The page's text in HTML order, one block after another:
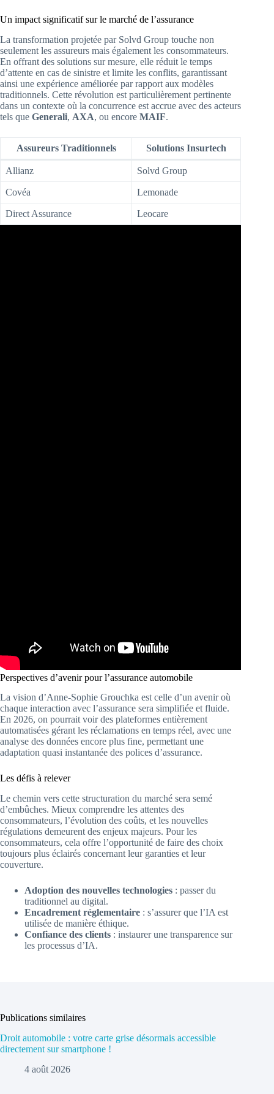
Un impact significatif sur le marché de l’assurance
La transformation projetée par Solvd Group touche non
seulement les assureurs mais également les consommateurs.
En offrant des solutions sur mesure, elle réduit le temps
d’attente en cas de sinistre et limite les conflits, garantissant
ainsi une expérience améliorée par rapport aux modèles
traditionnels. Cette révolution est particulièrement pertinente
dans un contexte où la concurrence est accrue avec des acteurs
tels que Generali, AXA, ou encore MAIF.
Assureurs Traditionnels Solutions Insurtech
Allianz Solvd Group
Covéa Lemonade
Direct Assurance Leocare
Perspectives d’avenir pour l’assurance automobile
La vision d’Anne-Sophie Grouchka est celle d’un avenir où
chaque interaction avec l’assurance sera simplifiée et fluide.
En 2026, on pourrait voir des plateformes entièrement
automatisées gérant les réclamations en temps réel, avec une
analyse des données encore plus fine, permettant une
adaptation quasi instantanée des polices d’assurance.
Les défis à relever
Le chemin vers cette structuration du marché sera semé
d’embûches. Mieux comprendre les attentes des
consommateurs, l’évolution des coûts, et les nouvelles
régulations demeurent des enjeux majeurs. Pour les
consommateurs, cela offre l’opportunité de faire des choix
toujours plus éclairés concernant leur garanties et leur
couverture.
Adoption des nouvelles technologies : passer du
traditionnel au digital.
Encadrement réglementaire : s’assurer que l’IA est
utilisée de manière éthique.
Confiance des clients : instaurer une transparence sur
les processus d’IA.
Publications similaires
Droit automobile : votre carte grise désormais accessible
directement sur smartphone !
4 août 2026